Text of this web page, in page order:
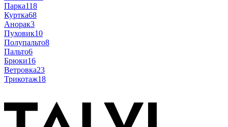
Парка118
Куртка68
Анорак3
Пуховик10
Полупальто8
Пальто6
Брюки16
Ветровка23
Трикотаж18